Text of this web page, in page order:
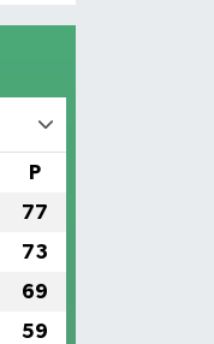
P
77
73
69
59